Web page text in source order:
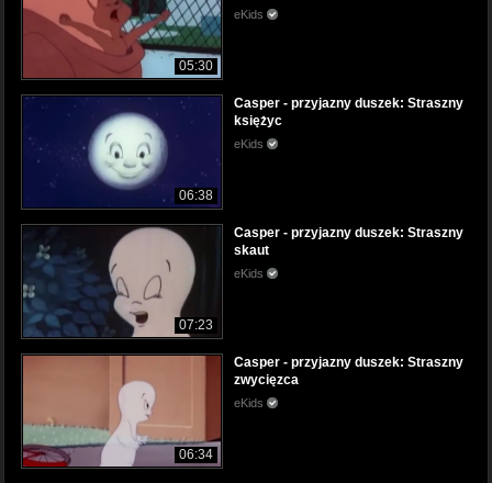
05:30
eKids
06:38
Casper - przyjazny duszek: Straszny
księżyc
eKids
07:23
Casper - przyjazny duszek: Straszny
skaut
eKids
06:34
Casper - przyjazny duszek: Straszny
zwycięzca
eKids